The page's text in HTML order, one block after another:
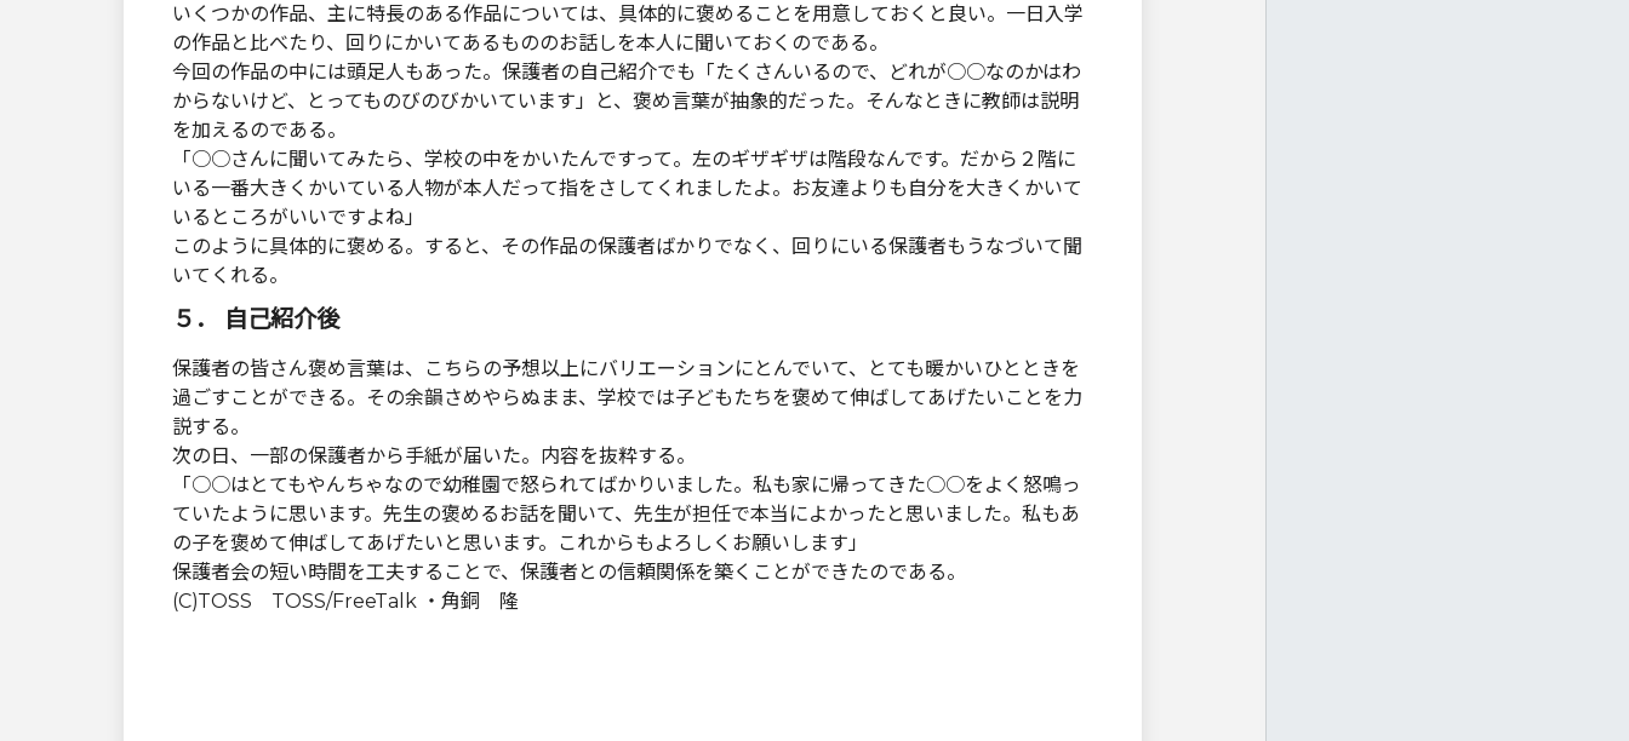
いくつかの作品、主に特長のある作品については、具体的に褒めることを用意しておくと良い。一日入学
の作品と比べたり、回りにかいてあるもののお話しを本人に聞いておくのである。
今回の作品の中には頭足人もあった。保護者の自己紹介でも「たくさんいるので、どれが○○なのかはわ
からないけど、とってものびのびかいています」と、褒め言葉が抽象的だった。そんなときに教師は説明
を加えるのである。
「○○さんに聞いてみたら、学校の中をかいたんですって。左のギザギザは階段なんです。だから２階に
いる一番大きくかいている人物が本人だって指をさしてくれましたよ。お友達よりも自分を大きくかいて
いるところがいいですよね」
このように具体的に褒める。すると、その作品の保護者ばかりでなく、回りにいる保護者もうなづいて聞
いてくれる。
５． 自己紹介後
保護者の皆さん褒め言葉は、こちらの予想以上にバリエーションにとんでいて、とても暖かいひとときを
過ごすことができる。その余韻さめやらぬまま、学校では子どもたちを褒めて伸ばしてあげたいことを力
説する。
次の日、一部の保護者から手紙が届いた。内容を抜粋する。
「○○はとてもやんちゃなので幼稚園で怒られてばかりいました。私も家に帰ってきた○○をよく怒鳴っ
ていたように思います。先生の褒めるお話を聞いて、先生が担任で本当によかったと思いました。私もあ
の子を褒めて伸ばしてあげたいと思います。これからもよろしくお願いします」
保護者会の短い時間を工夫することで、保護者との信頼関係を築くことができたのである。
(C)TOSS TOSS/FreeTalk ・角銅 隆